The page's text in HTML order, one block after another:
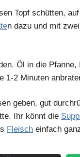
Topf schütten,
n dazu und mit
Öl in die
1-2 Minuten
geben, gut
Ihr könnt die
Fleisch einfach